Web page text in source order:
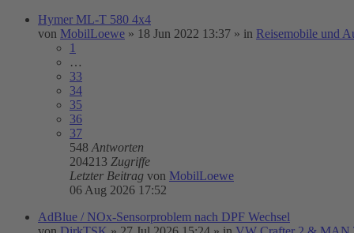
Hymer ML-T 580 4x4
von MobilLoewe » 18 Jun 2022 13:37 » in Reisemobile und
1
…
33
34
35
36
37
548 Antworten
204213 Zugriffe
Letzter Beitrag von MobilLoewe
06 Aug 2026 17:52
AdBlue / NOx-Sensorproblem nach DPF Wechsel